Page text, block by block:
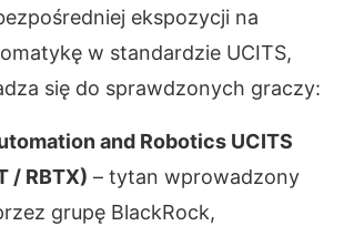
ekspozycji na
w standardzie UCITS,
się do sprawdzonych graczy:
and Robotics UCITS
/ RBTX) – tytan wprowadzony
grupę BlackRock,